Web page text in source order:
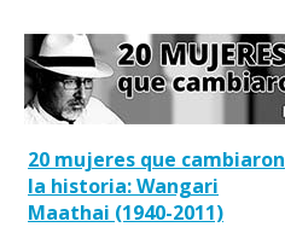
20 mujeres que cambiaron
la historia: Wangari
Maathai (1940-2011)